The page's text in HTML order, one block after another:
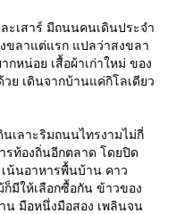
ะเสาร์ มีถนนคนเดินประจำ
งขลาแต่แรก แปลว่าสงขลา
หน่อย เสื้อผ้าเก่าใหม่ ของ
ย เดินจากบ้านแค่กิโลเดียว
เลาะริมถนนไทรงามไม่กี่
รท้องถิ่นอีกตลาด โดยปิด
น้นอาหารพื้นบ้าน คาว
มีให้เลือกซื้อกัน ข้าวของ
น มือหนึ่งมือสอง เพลินจน